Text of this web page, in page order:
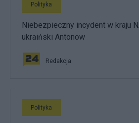
Polityka
Niebezpieczny incydent w kraju
ukraiński Antonow
Redakcja
Polityka